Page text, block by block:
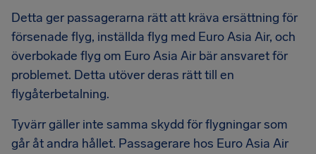
Detta ger passagerarna rätt att kräva ersättning för
försenade flyg, inställda flyg med Euro Asia Air, och
överbokade flyg om Euro Asia Air bär ansvaret för
problemet. Detta utöver deras rätt till en
flygåterbetalning.
Tyvärr gäller inte samma skydd för flygningar som
går åt andra hållet. Passagerare hos Euro Asia Air